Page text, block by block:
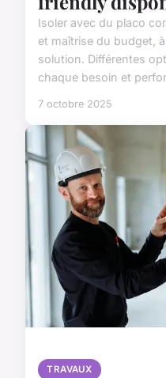
Isoler avec du placo
et maîtrise du budget,
solution. Différentes
chaque besoin et
7 octobre 2025
TRAVAUX